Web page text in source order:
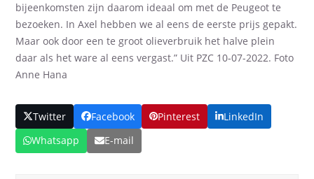
bijeenkomsten zijn daarom ideaal om met de Peugeot te
bezoeken. In Axel hebben we al eens de eerste prijs gepakt.
Maar ook door een te groot olieverbruik het halve plein
daar als het ware al eens vergast.” Uit PZC 10-07-2022. Foto
Anne Hana
Twitter Facebook Pinterest
LinkedIn
Whatsapp
E-mail